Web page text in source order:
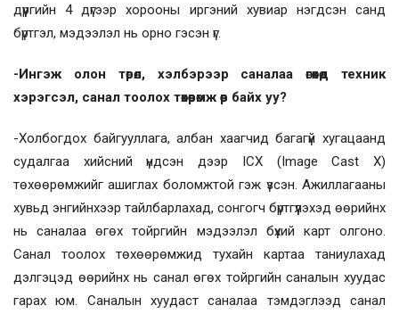
дүүргийн 4 дүгээр хорооны иргэний хувиар нэгдсэн санд
бүртгэл, мэдээлэл нь орно гэсэн үг.
-Ингэж олон төрөл, хэлбэрээр саналаа өгөхөд техник
хэрэгсэл, санал тоолох төхөөрөмж өөр байх уу?
-Холбогдох байгууллага, албан хаагчид багагүй хугацаанд
судалгаа хийсний үндсэн дээр ICX (Image Cast X)
төхөөрөмжийг ашиглах боломжтой гэж үзсэн. Ажиллагааны
хувьд энгийнхээр тайлбарлахад, сонгогч бүртгүүлэхэд өөрийнх
нь саналаа өгөх тойргийн мэдээлэл бүхий карт олгоно.
Санал тоолох төхөөрөмжид тухайн картаа таниулахад
дэлгэцэд өөрийнх нь санал өгөх тойргийн саналын хуудас
гарах юм. Саналын хуудаст саналаа тэмдэглээд санал